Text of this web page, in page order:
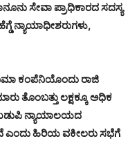
ಸೇವಾ ಪ್ರಾಧಿಕಾರದ ಸದಸ್ಯ
ನ್ಯಾಯಾಧೀಶರುಗಳು,
ಕಂಪೆನಿಯೊಂದು ರಾಜಿ
ತೊಂಬತ್ತು ಲಕ್ಷಕ್ಕೂ ಅಧಿಕ
ನ್ಯಾಯಾಲಯದ
ಎಂದು ಹಿರಿಯ ವಕೀಲರು ಸಭೆಗೆ